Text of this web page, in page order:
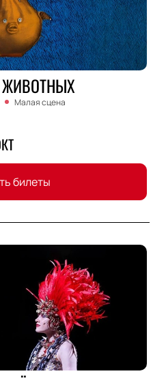
Малая сцена
билеты